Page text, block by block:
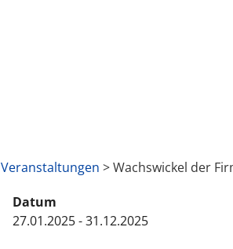
Veranstaltungen > Wachswickel der
Datum
27.01.2025 - 31.12.2025